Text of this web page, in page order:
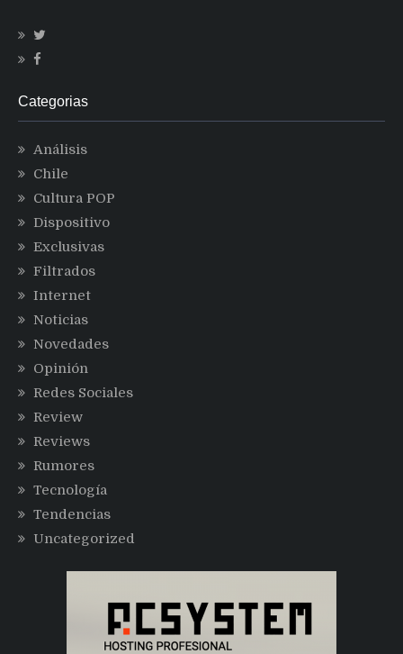
Categorias
Análisis
Chile
Cultura POP
Dispositivo
Exclusivas
Filtrados
Internet
Noticias
Novedades
Opinión
Redes Sociales
Review
Reviews
Rumores
Tecnología
Tendencias
Uncategorized